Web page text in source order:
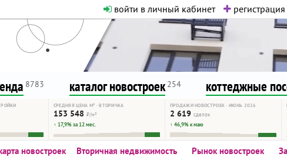
войти в личный кабинет
Никакого шок-
как он помогает вам. Удачи!
8783 каталог новостроек 254 коттеджные
СРЕДНЯЯ ЦЕНА М² · ВТОРИЧКА
153 548 ₽/м²
↑ 17,9% за 12 мес.
ПРОДАЖИ НОВОСТРОЕК · ИЮНЬ 2026
2 619 сделок
↑ 46,9% к маю
новостроек Вторичная недвижимость Рынок новостроек